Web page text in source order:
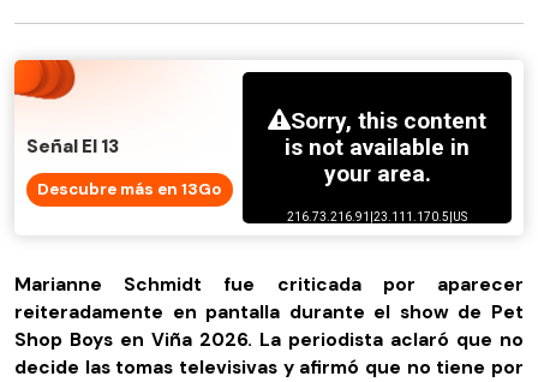
Señal El 13
Descubre más en 13Go
Marianne Schmidt fue criticada por aparecer
reiteradamente en pantalla durante el show de Pet
Shop Boys en Viña 2026. La periodista aclaró que no
decide las tomas televisivas y afirmó que no tiene por